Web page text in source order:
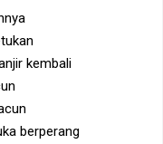
kembali
berperang